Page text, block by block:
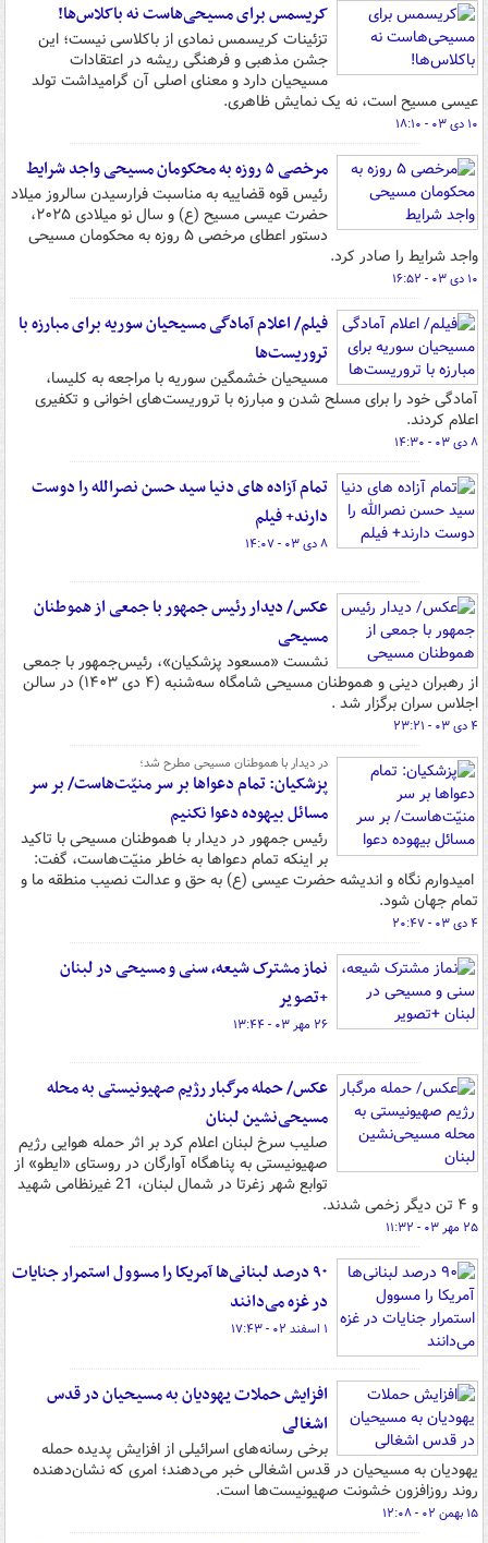
کریسمس برای مسیحی‌هاست نه باکلاس‌ها!
تزئینات کریسمس نمادی از باکلاسی نیست؛ این
جشن مذهبی و فرهنگی ریشه در اعتقادات
مسیحیان دارد و معنای اصلی آن گرامیداشت تولد
عیسی مسیح است، نه یک نمایش ظاهری.
۱۰ دی ۰۳ - ۱۸:۱۰
مرخصی ۵ روزه به محکومان مسیحی واجد شرایط
رئیس قوه قضاییه به مناسبت فرارسیدن سالروز میلاد
حضرت عیسی مسیح (ع) و سال نو میلادی ۲۰۲۵،
دستور اعطای مرخصی ۵ روزه به محکومان مسیحی
واجد شرایط را صادر کرد.
۱۰ دی ۰۳ - ۱۶:۵۲
فیلم/ اعلام آمادگی مسیحیان سوریه برای مبارزه با
تروریست‌ها
مسیحیان خشمگین سوریه با مراجعه به کلیسا،
آمادگی خود را برای مسلح شدن و مبارزه با تروریست‌های اخوانی و تکفیری
اعلام کردند.
۸ دی ۰۳ - ۱۴:۳۰
تمام آزاده های دنیا سید حسن نصرالله را دوست
دارند+ فیلم
۸ دی ۰۳ - ۱۴:۰۷
عکس/ دیدار رئیس جمهور با جمعی از هموطنان
مسیحی
نشست «مسعود پزشکیان»، رئیس‌جمهور با جمعی
از رهبران دینی و هموطنان مسیحی شامگاه سه‌شنبه (۴ دی ۱۴۰۳) در سالن
اجلاس سران برگزار شد .
۴ دی ۰۳ - ۲۳:۲۱
در دیدار با هموطنان مسیحی مطرح شد؛
پزشکیان: تمام دعواها بر سر منیّت‌هاست/ بر سر
مسائل بیهوده دعوا نکنیم
رئیس جمهور در دیدار با هموطنان مسیحی با تاکید
بر اینکه تمام دعواها به خاطر منیّت‌هاست، گفت:
امیدوارم نگاه و اندیشه حضرت عیسی (ع) به حق و عدالت نصیب منطقه ما و
تمام جهان شود.
۴ دی ۰۳ - ۲۰:۴۷
نماز مشترک شیعه، سنی و مسیحی در لبنان
+تصویر
۲۶ مهر ۰۳ - ۱۳:۴۴
عکس/ حمله مرگبار رژیم صهیونیستی به محله
مسیحی‌نشین لبنان
صلیب سرخ لبنان اعلام کرد بر اثر حمله هوایی رژیم
صهیونیستی به پناهگاه آوارگان در روستای «ایطو» از
توابع شهر زغرتا در شمال لبنان، 21 غیرنظامی شهید
و ۴ تن دیگر زخمی شدند.
۲۵ مهر ۰۳ - ۱۱:۳۲
۹۰ درصد لبنانی‌ها آمریکا را مسوول استمرار جنایات
در غزه می‌دانند
۱ اسفند ۰۲ - ۱۷:۴۳
افزایش حملات یهودیان به مسیحیان در قدس
اشغالی
برخی رسانه‌های اسرائیلی از افزایش پدیده حمله
یهودیان به مسیحیان در قدس اشغالی خبر می‌دهند؛ امری که نشان‌دهنده
روند روزافزون خشونت صهیونیست‌ها است.
۱۵ بهمن ۰۲ - ۱۲:۰۸